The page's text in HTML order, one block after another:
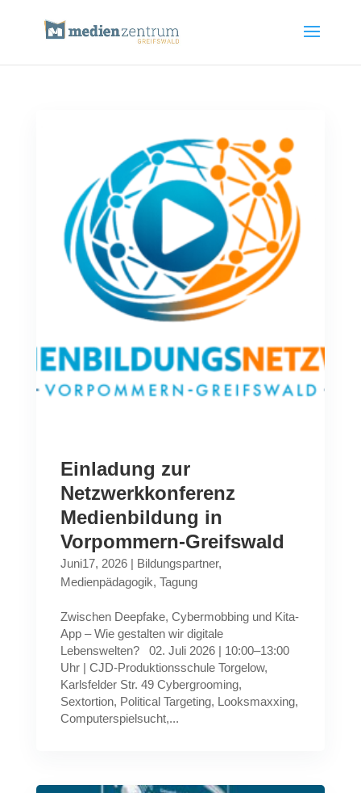
Einladung zur
Netzwerkkonferenz
Medienbildung in
Vorpommern-Greifswald
Juni17, 2026| Bildungspartner,
Medienpädagogik, Tagung
Zwischen Deepfake, Cybermobbing und Kita-
App – Wie gestalten wir digitale
Lebenswelten? 02. Juli 2026 | 10:00–13:00
Uhr | CJD-Produktionsschule Torgelow,
Karlsfelder Str. 49 Cybergrooming,
Sextortion, Political Targeting, Looksmaxxing,
Computerspielsucht,...